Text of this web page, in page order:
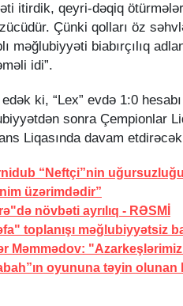
itirdik, qeyri-dəqiq
Çünki qolları öz
məğlubiyyəti biabırçılıq
idi”.
ki, “Lex” evdə 1:0
sonra Çempionlar
Liqasında davam
“Neftçi”nin
üzərimdədir”
növbəti ayrılıq - RƏSMİ
toplanışı məğlubiyyətsiz
Məmmədov:
oyununa təyin